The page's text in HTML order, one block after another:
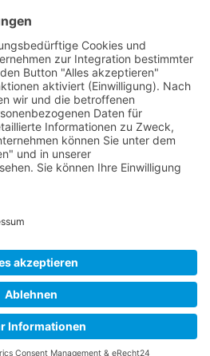
automatische Ausfüllen
funktioniert, wende Dich
Absenden